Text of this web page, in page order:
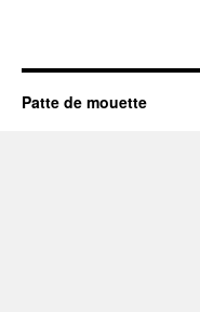
Patte de mouette